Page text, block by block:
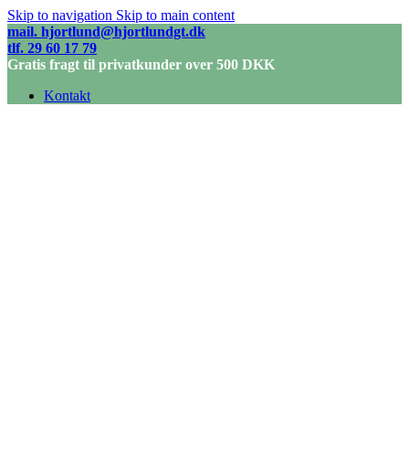
Skip to navigation Skip to main content
mail. hjortlund@hjortlundgt.dk
tlf. 29 60 17 79
Gratis fragt til privatkunder over 500 DKK
Kontakt